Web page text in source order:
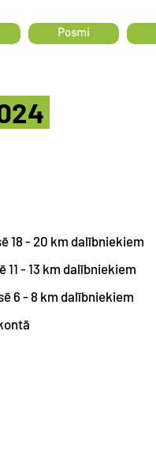
Posmi
18 - 20 km dalībniekiem
11 - 13 km dalībniekiem
6 - 8 km dalībniekiem